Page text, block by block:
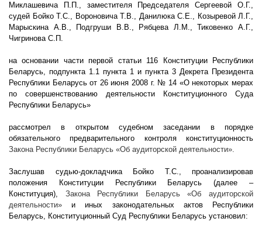
Миклашевича П.П., заместителя Председателя Сергеевой О.Г.,
судей Бойко Т.С., Вороновича Т.В., Данилюка С.Е., Козыревой Л.Г.,
Марыскина А.В., Подгруши В.В., Рябцева Л.М., Тиковенко А.Г.,
Чигринова С.П.
на основании части первой статьи 116 Конституции Республики
Беларусь, подпункта 1.1 пункта 1 и пункта 3 Декрета Президента
Республики Беларусь от 26 июня 2008 г. № 14 «О некоторых мерах
по совершенствованию деятельности Конституционного Суда
Республики Беларусь»
рассмотрел в открытом судебном заседании в порядке
обязательного предварительного контроля конституционность
Закона Республики Беларусь «Об аудиторской деятельности».
Заслушав судью-докладчика Бойко Т.С., проанализировав
положения Конституции Республики Беларусь (далее –
Конституция), Закона Республики Беларусь«Об аудиторской
деятельности»и иных законодательных актов Республики
Беларусь, Конституционный Суд Республики Беларусь установил: